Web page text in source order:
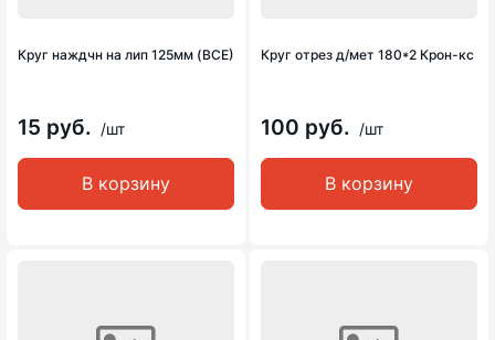
Круг наждчн на лип 125мм (ВСЕ)
15 руб. /шт
В корзину
Круг отрез д/мет 180*2 Крон-кс
100 руб. /шт
В корзину